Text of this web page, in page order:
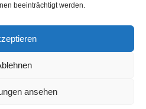
beeinträchtigt werden.
ansehen